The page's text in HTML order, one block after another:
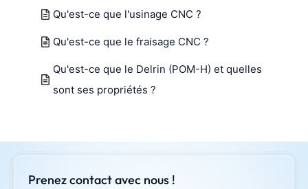
Qu'est-ce que l'usinage CNC ?
Qu'est-ce que le fraisage CNC ?
Qu'est-ce que le Delrin (POM-H) et quelles
sont ses propriétés ?
Prenez contact avec nous !